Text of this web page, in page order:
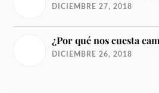
DICIEMBRE 27, 2018
¿Por qué nos cuesta
DICIEMBRE 26, 2018